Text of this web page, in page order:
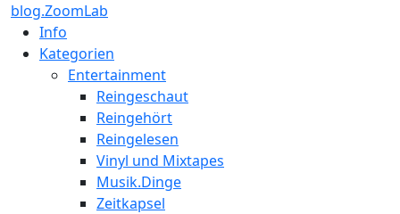
blog.ZoomLab
Info
Kategorien
Entertainment
Reingeschaut
Reingehört
Reingelesen
Vinyl und Mixtapes
Musik.Dinge
Zeitkapsel